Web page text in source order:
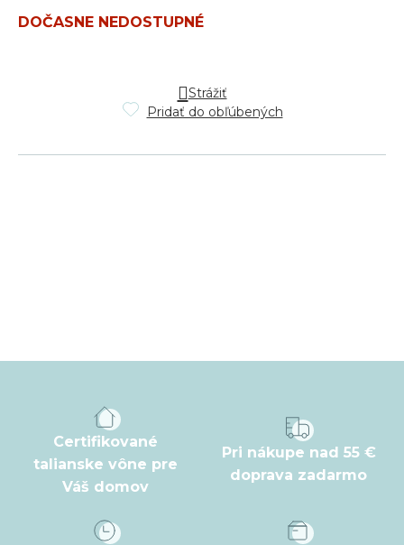
DOČASNE NEDOSTUPNÉ
Strážiť
Pridať do obľúbených
á
Certifikované
talianske vône pre
Váš domov
Pri nákupe nad 55 €
doprava zadarmo